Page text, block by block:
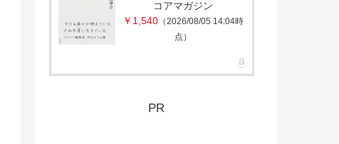
コアマガジン
￥1,540（2026/08/05 14:04時
点）
PR